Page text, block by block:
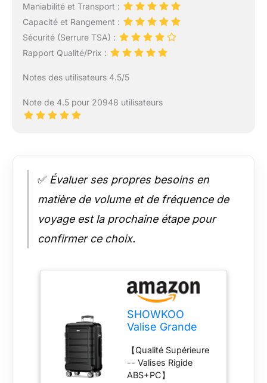
Maniabilité et Transport :
Capacité et Rangement :
Sécurité (Serrure TSA) :
Rapport Qualité/Prix :
Notes des utilisateurs 4.5/5
Note de 4.5 pour 20948 utilisateurs
✅ Évaluer ses propres besoins en
matière de volume et de fréquence de
voyage est la prochaine étape pour
confirmer ce choix.
SHOWKOO
Valise Grande
PC+ABS
Extensible
Légère Durable
【Qualité Supérieure
-- Valises Rigide
ABS+PC】